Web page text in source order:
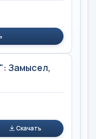
Замысел,
Скачать